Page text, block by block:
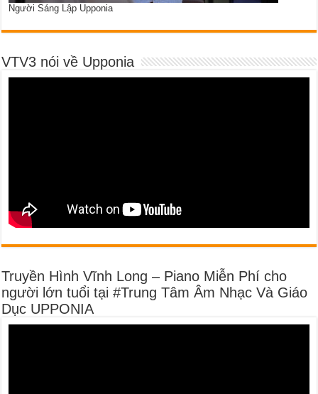
Người Sáng Lập Upponia
VTV3 nói về Upponia
Truyền Hình Vĩnh Long – Piano Miễn Phí cho
người lớn tuổi tại #Trung Tâm Âm Nhạc Và Giáo
Dục UPPONIA